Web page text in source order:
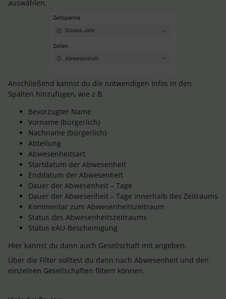
auswählen.
Anschließend kannst du die notwendigen Infos in den
Spalten hinzufügen, wie z.B.
Bevorzugter Name
Vorname (bürgerlich)
Nachname (bürgerlich)
Abteilung
Abwesenheitsart
Startdatum der Abwesenheit
Enddatum der Abwesenheit
Dauer der Abwesenheit – Tage
Dauer der Abwesenheit – Tage innerhalb des Zeitraums
Kommentar zum Abwesenheitszeitraum
Status des Abwesenheitszeitraums
Status eAU-Bescheinigung
Hier kannst du dann auch Gesellschaft mit angeben.
Über die Filter solltest du dann nach Abwesenheit und den
einzelnen Gesellschaften filtern können.